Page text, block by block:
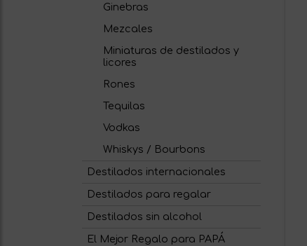
Ginebras
Mezcales
Miniaturas de destilados y
licores
Rones
Tequilas
Vodkas
Whiskys / Bourbons
Destilados internacionales
Destilados para regalar
Destilados sin alcohol
El Mejor Regalo para PAPÁ